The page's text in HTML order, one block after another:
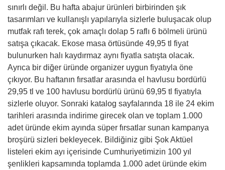
sınırlı değil. Bu hafta abajur ürünleri birbirinden şık
tasarımları ve kullanışlı yapılarıyla sizlerle buluşacak olup
mutfak rafı terek, çok amaçlı dolap 5 raflı 6 bölmeli ürünü
satışa çıkacak. Ekose masa örtüsünde 49,95 tl fiyat
bulunurken halı kaydırmaz aynı fiyatla satışta olacak.
Ayrıca bir diğer üründe organizer uygun fiyatıyla öne
çıkıyor. Bu haftanın fırsatlar arasında el havlusu bordürlü
29,95 tl ve 100 havlusu bordürlü ürünü 69,95 tl fiyatıyla
sizlerle oluyor. Sonraki katalog sayfalarında 18 ile 24 ekim
tarihleri arasında indirime girecek olan ve toplam 1.000
adet üründe ekim ayında süper fırsatlar sunan kampanya
broşürü sizleri bekleyecek. Bildiğiniz gibi Şok Aktüel
listeleri ekim ayı içerisinde Cumhuriyetimizin 100 yıl
şenlikleri kapsamında toplamda 1.000 adet üründe ekim